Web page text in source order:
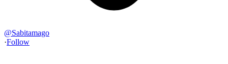
@Sabitamago
·Follow